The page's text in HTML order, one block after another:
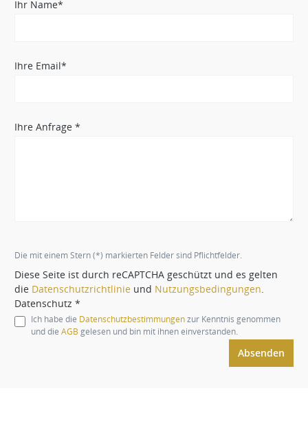
Ihr Name*
Ihre Email*
Ihre Anfrage *
Die mit einem Stern (*) markierten Felder sind Pflichtfelder.
Diese Seite ist durch reCAPTCHA geschützt und es gelten
die Datenschutzrichtlinie und Nutzungsbedingungen
Datenschutz *
Ich habe die Datenschutzbestimmungenzur Kenntnis genommen
und die AGB gelesen und bin mit ihnen einverstanden.
Absenden